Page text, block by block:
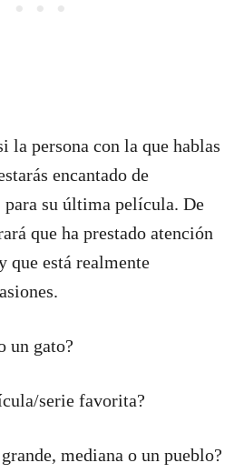
la persona con la que hablas
encantado de
para su última película. De
que ha prestado atención
que está realmente
un gato?
serie favorita?
mediana o un pueblo?